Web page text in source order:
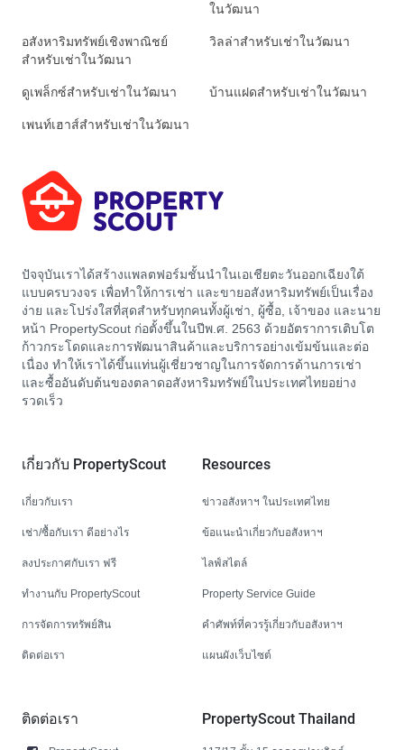
ในวัฒนา
อสังหาริมทรัพย์เชิงพาณิชย์
สำหรับเช่าในวัฒนา
วิลล่าสำหรับเช่าในวัฒนา
ดูเพล็กซ์สำหรับเช่าในวัฒนา บ้านแฝดสำหรับเช่าในวัฒนา
เพนท์เฮาส์สำหรับเช่าในวัฒนา
ปัจจุบันเราได้สร้างแพลตฟอร์มชั้นนำในเอเชียตะวันออกเฉียงใต้
แบบครบวงจร เพื่อทำให้การเช่า และขายอสังหาริมทรัพย์เป็นเรื่อง
ง่าย และโปร่งใสที่สุดสำหรับทุกคนทั้งผู้เช่า, ผู้ซื้อ, เจ้าของ และนาย
หน้า PropertyScout ก่อตั้งขึ้นในปีพ.ศ. 2563 ด้วยอัตราการเติบโต
ก้าวกระโดดและการพัฒนาสินค้าและบริการอย่างเข้มข้นและต่อ
เนื่อง ทำให้เราได้ขึ้นแท่นผู้เชี่ยวชาญในการจัดการด้านการเช่า
และซื้ออันดับต้นของตลาดอสังหาริมทรัพย์ในประเทศไทยอย่าง
รวดเร็ว
เกี่ยวกับ PropertyScout
เกี่ยวกับเรา
เช่า/ซื้อกับเรา ดีอย่างไร
ลงประกาศกับเรา ฟรี
ทำงานกับ PropertyScout
การจัดการทรัพย์สิน
ติดต่อเรา
Resources
ข่าวอสังหาฯ ในประเทศไทย
ข้อแนะนำเกี่ยวกับอสังหาฯ
ไลฟ์สไตล์
Property Service Guide
คำศัพท์ที่ควรรู้เกี่ยวกับอสังหาฯ
แผนผังเว็บไซต์
ติดต่อเรา PropertyScout Thailand